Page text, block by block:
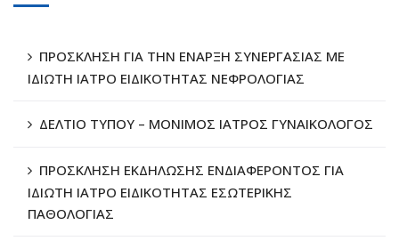
ΠΡΟΣΚΛΗΣΗ ΓΙΑ ΤΗΝ ΕΝΑΡΞΗ ΣΥΝΕΡΓΑΣΙΑΣ ΜΕ
ΙΔΙΩΤΗ ΙΑΤΡΟ ΕΙΔΙΚΟΤΗΤΑΣ ΝΕΦΡΟΛΟΓΙΑΣ
ΔΕΛΤΙΟ ΤΥΠΟΥ – ΜΟΝΙΜΟΣ ΙΑΤΡΟΣ ΓΥΝΑΙΚΟΛΟΓΟΣ
ΠΡΟΣΚΛΗΣΗ ΕΚΔΗΛΩΣΗΣ ΕΝΔΙΑΦΕΡΟΝΤΟΣ ΓΙΑ
ΙΔΙΩΤΗ ΙΑΤΡΟ ΕΙΔΙΚΟΤΗΤΑΣ ΕΣΩΤΕΡΙΚΗΣ
ΠΑΘΟΛΟΓΙΑΣ